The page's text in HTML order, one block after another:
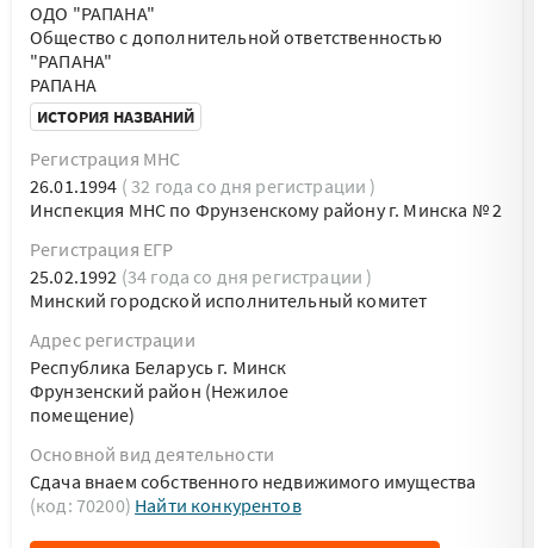
ОДО "РАПАНА"
Общество с дополнительной ответственностью
"РАПАНА"
РАПАНА
ИСТОРИЯ НАЗВАНИЙ
Регистрация МНС
26.01.1994 ( 32 года со дня регистрации )
Инспекция МНС по Фрунзенскому району г. Минска № 2
Регистрация ЕГР
25.02.1992 (34 года со дня регистрации )
Минский городской исполнительный комитет
Адрес регистрации
Республика Беларусь г. Минск
Фрунзенский район (Нежилое
помещение)
Основной вид деятельности
Сдача внаем собственного недвижимого имущества
(код: 70200) Найти конкурентов